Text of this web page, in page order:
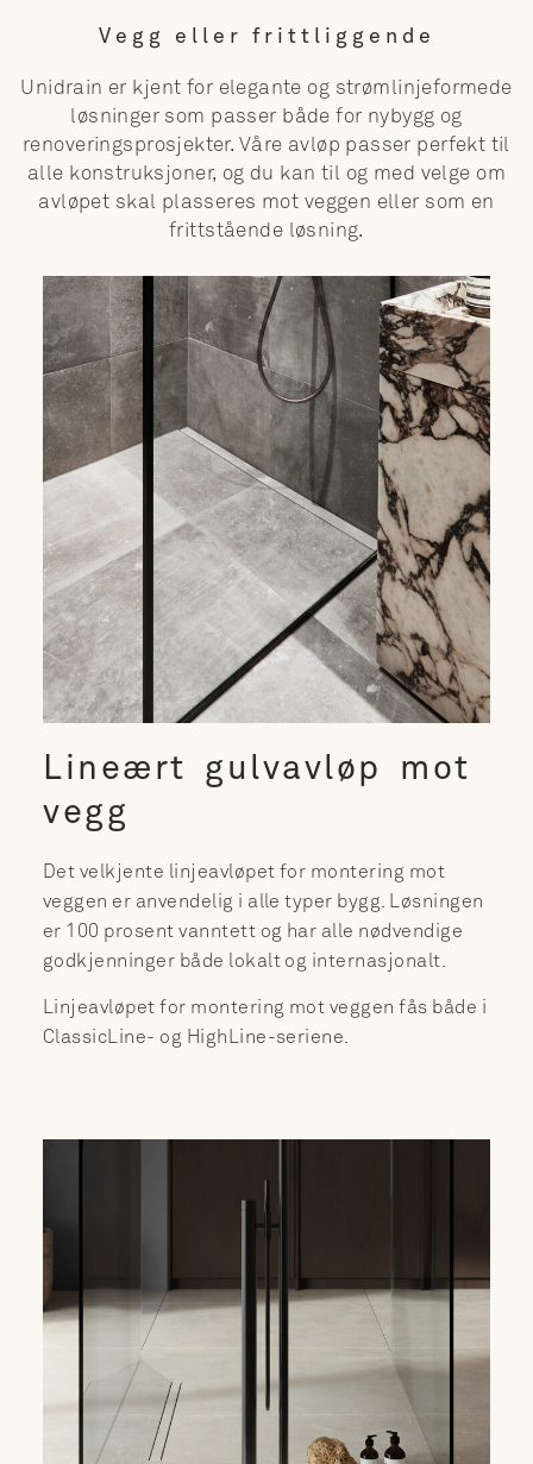
Vegg eller frittliggende
Unidrain er kjent for elegante og strømlinjeformede
løsninger som passer både for nybygg og
renoveringsprosjekter. Våre avløp passer perfekt til
alle konstruksjoner, og du kan til og med velge om
avløpet skal plasseres mot veggen eller som en
frittstående løsning.
Lineært gulvavløp mot
vegg
Det velkjente linjeavløpet for montering mot
veggen er anvendelig i alle typer bygg. Løsningen
er 100 prosent vanntett og har alle nødvendige
godkjenninger både lokalt og internasjonalt.
Linjeavløpet for montering mot veggen fås både i
ClassicLine- og HighLine-seriene.